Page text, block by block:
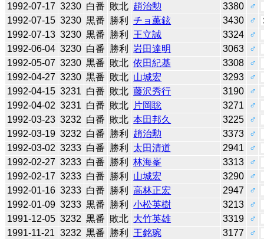
1992-07-17 3230 白番 敗北 趙治勲 3380
♂
1992-07-15 3230 黒番 勝利 チョ薫鉉 3430
♂
1992-07-13 3230 黒番 勝利 王立誠 3324
♂
1992-06-04 3230 白番 勝利 岩田達明 3063
♂
1992-05-07 3230 黒番 敗北 依田紀基 3308
♂
1992-04-27 3230 黒番 敗北 山城宏 3293
♂
1992-04-15 3231 白番 敗北 藤沢秀行 3190
♂
1992-04-02 3231 白番 敗北 片岡聡 3271
♂
1992-03-23 3232 白番 敗北 本田邦久 3225
♂
1992-03-19 3232 白番 勝利 趙治勲 3373
♂
1992-03-02 3233 白番 勝利 太田清道 2941
♂
1992-02-27 3233 白番 勝利 林海峯 3313
♂
1992-02-17 3233 白番 勝利 山城宏 3290
♂
1992-01-16 3233 白番 勝利 高林正宏 2947
♂
1992-01-09 3233 黒番 勝利 小松英樹 3213
♂
1991-12-05 3232 黒番 敗北 大竹英雄 3319
♂
1991-11-21 3232 黒番 勝利 王銘琬 3177 ♂